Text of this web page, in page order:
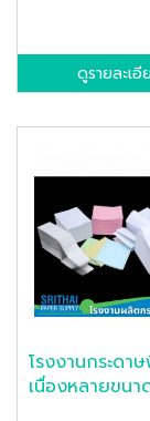
ดูรายละเอี
โรงงานกระดา
เนื่องหลายขนา